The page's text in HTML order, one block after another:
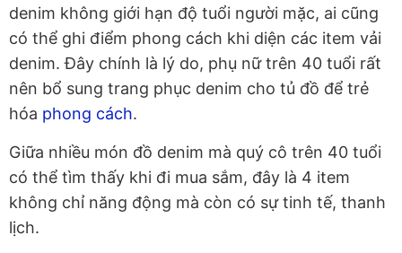
denim không giới hạn độ tuổi người mặc, ai cũng
có thể ghi điểm phong cách khi diện các item vải
denim. Đây chính là lý do, phụ nữ trên 40 tuổi rất
nên bổ sung trang phục denim cho tủ đồ để trẻ
hóa phong cách.
Giữa nhiều món đồ denim mà quý cô trên 40 tuổi
có thể tìm thấy khi đi mua sắm, đây là 4 item
không chỉ năng động mà còn có sự tinh tế, thanh
lịch.